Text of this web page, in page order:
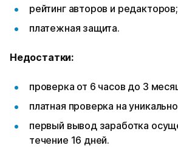
рейтинг авторов и редакторов;
платежная защита.
Недостатки:
проверка от 6 часов до 3
платная проверка на
первый вывод заработка
течение 16 дней.